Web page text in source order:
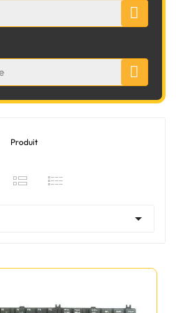
Produit
